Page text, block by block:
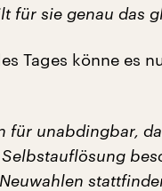
für sie genau das
Tages könne es
für unabdingbar,